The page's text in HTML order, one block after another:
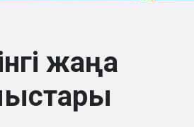
жаңа